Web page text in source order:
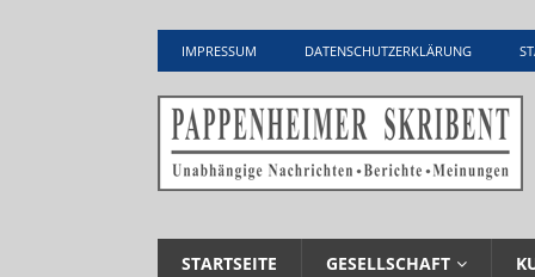
IMPRESSUM DATENSCHUTZERKLÄRUNG
STARTSEITE GESELLSCHAFT